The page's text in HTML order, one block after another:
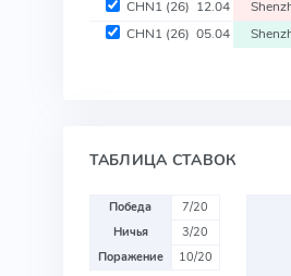
CHN1 (26) 12.04
CHN1 (26) 05.04
ТАБЛИЦА СТАВОК
Победа
7/20
Ничья
3/20
Поражение
10/20